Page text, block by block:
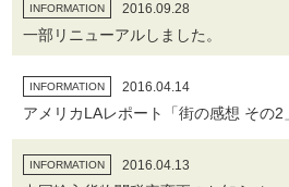
INFORMATION 2016.09.28
一部リニューアルしました。
INFORMATION 2016.04.14
アメリカLAレポート「街の感想 その2」
INFORMATION 2016.04.13